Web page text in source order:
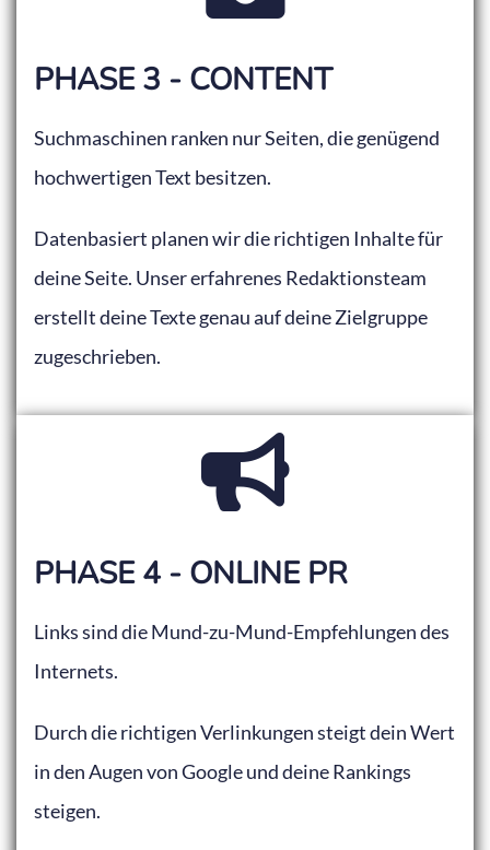
PHASE 3 - CONTENT
Suchmaschinen ranken nur Seiten, die genügend
hochwertigen Text besitzen.
Datenbasiert planen wir die richtigen Inhalte für
deine Seite. Unser erfahrenes Redaktionsteam
erstellt deine Texte genau auf deine Zielgruppe
zugeschrieben.
PHASE 4 - ONLINE PR
Links sind die Mund-zu-Mund-Empfehlungen des
Internets.
Durch die richtigen Verlinkungen steigt dein Wert
in den Augen von Google und deine Rankings
steigen.